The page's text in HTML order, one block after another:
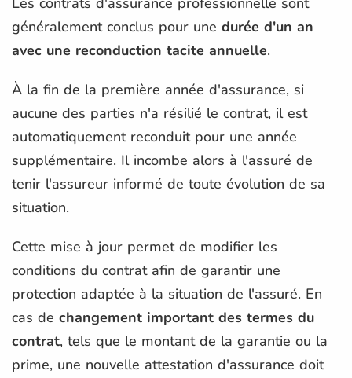
généralement conclus pour une durée d'un an
avec une reconduction tacite annuelle.
À la fin de la première année d'assurance, si
aucune des parties n'a résilié le contrat, il est
automatiquement reconduit pour une année
supplémentaire. Il incombe alors à l'assuré de
tenir l'assureur informé de toute évolution de sa
situation.
Cette mise à jour permet de modifier les
conditions du contrat afin de garantir une
protection adaptée à la situation de l'assuré. En
cas de changement important des termes du
contrat, tels que le montant de la garantie ou la
prime, une nouvelle attestation d'assurance doit